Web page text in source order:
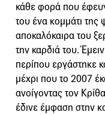
κάθε φορά που
του ένα κομμάτι της
αποκαλόκαιρα του
την καρδιά του.
περίπου εργάστηκε
μέχρι που το 2007
ανοίγοντας τον
έδινε έμφαση στην